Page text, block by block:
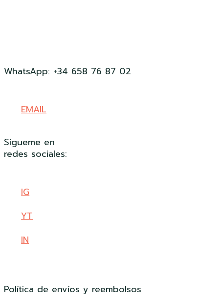
WhatsApp: +34 658 76 87 02
EMAIL
Sígueme en
redes sociales:
IG
YT
IN
Política de envíos y reembolsos